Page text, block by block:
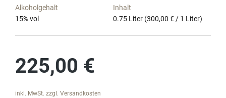
Alkoholgehalt
15% vol
Inhalt
0.75 Liter (300,00 € / 1 Liter)
225,00 €
inkl. MwSt. zzgl. Versandkosten